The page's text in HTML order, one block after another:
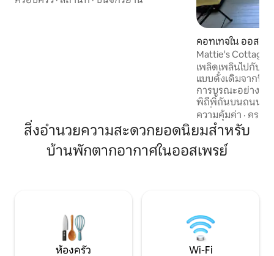
คอทเทจใน ออสเพ
Mattie's Cottage
เพลิดเพลินไปกับก
แบบดั้งเดิมจากปี
การบูรณะอย่างพิ
พิถีพิถันบนถนนที่เ
ร่มรื่นในย่านออสเ
เป็นหนึ่งในเขตที่อ
ซาราโซตาเคาน์ตี
ล้อม ระเบียงด้าน
หลังคาเหล็ก เดินไปชายอ่าว ร้านอาหาร แห
เวลาไม่นาน
ความคุ้มค่า · ครอบ
สิ่งอำนวยความสะดวกยอดนิยมสำหรับ
บ้านพักตากอากาศในออสเพรย์
ห้องครัว Wi-Fi